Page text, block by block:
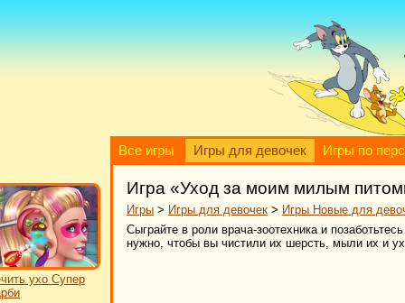
Все игры Игры для девочек Игры по
ухо Супер
Игра «Уход за моим милым
Игры > Игры для девочек > Игры Новые для
Сыграйте в роли врача-зоотехника и
нужно, чтобы вы чистили их шерсть, мыли их и